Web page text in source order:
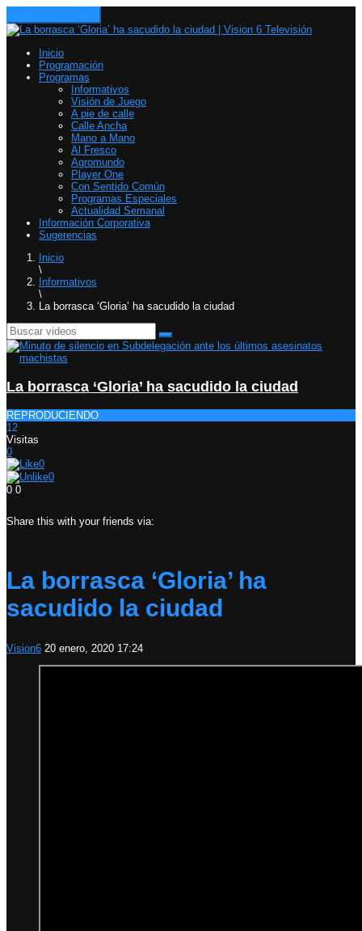
Inicio
Programación
Programas
Informativos
Visión de Juego
A pie de calle
Calle Ancha
Mano a Mano
Al Fresco
Agromundo
Player One
Con Sentido Común
Programas Especiales
Actualidad Semanal
Información Corporativa
Sugerencias
Inicio
\
Informativos
\
La borrasca ‘Gloria’ ha sacudido la ciudad
La borrasca ‘Gloria’ ha sacudido la ciudad
REPRODUCIENDO
12
Visitas
0
0
0
0 0
Share this with your friends via:
La borrasca ‘Gloria’ ha
sacudido la ciudad
Vision6 20 enero, 2020 17:24